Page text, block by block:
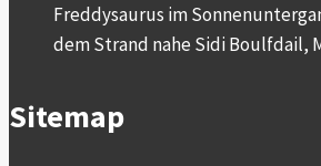
Freddysaurus im
dem Strand nahe Sidi Boulfdail,
Sitemap